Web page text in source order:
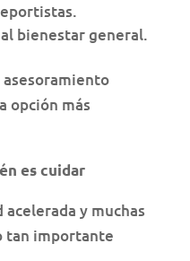
bienestar general.
opción más
es cuidar
y muchas
tan importante